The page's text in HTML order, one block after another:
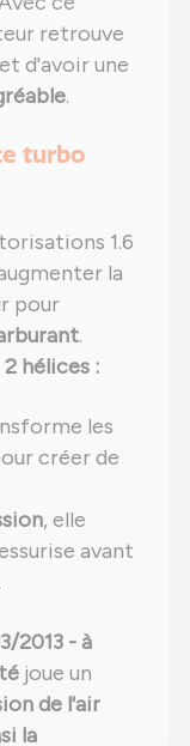
retrouve
d'avoir une
.
turbo
1.6
la
pour
.
2 hélices :
les
créer de
, elle
avant
2013 - à
joue un
de l'air
la